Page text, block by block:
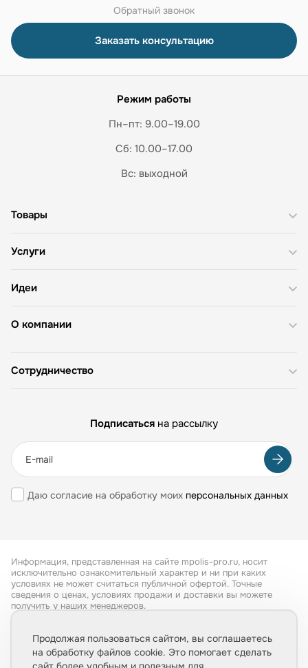
Обратный звонок
Заказать консультацию
Режим работы
Пн–пт: 9.00–19.00
Сб: 10.00–17.00
Вс: выходной
О компании
Товары
Услуги
Идеи
Сотрудничество
Подписаться на рассылку
Даю согласие на обработку моих персональных данных
Информация, представленная на сайте mpolis-pro.ru, носит
исключительно ознакомительный характер и ни при каких
условиях не может считаться публичной офертой. Точные
сведения о ценах, условиях продажи и доставки вы можете
получить у наших менеджеров.
Обработка персональных данных
Продолжая пользоваться сайтом, вы соглашаетесь
на обработку файлов cookie. Это помогает сделать